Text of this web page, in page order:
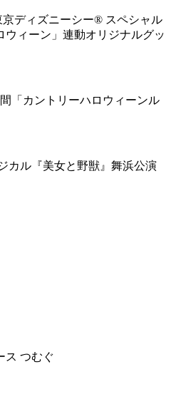
ディズニーシー® スペシャル
ィーン」連動オリジナルグッ
「カントリーハロウィーンル
カル『美女と野獣』舞浜公演
ス つむぐ